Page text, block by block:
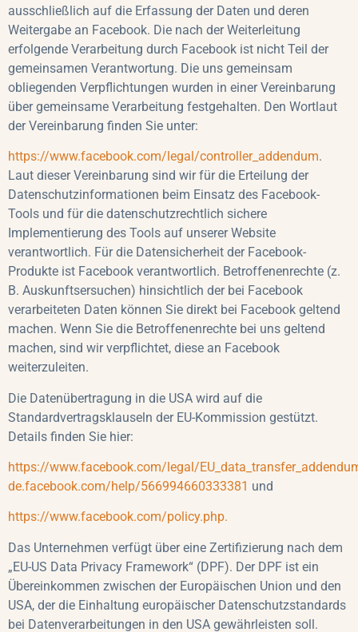
ausschließlich auf die Erfassung der Daten und deren
Weitergabe an Facebook. Die nach der Weiterleitung
erfolgende Verarbeitung durch Facebook ist nicht Teil der
gemeinsamen Verantwortung. Die uns gemeinsam
obliegenden Verpflichtungen wurden in einer Vereinbarung
über gemeinsame Verarbeitung festgehalten. Den Wortlaut
der Vereinbarung finden Sie unter:
https://www.facebook.com/legal/controller_addendum.
Laut dieser Vereinbarung sind wir für die Erteilung der
Datenschutzinformationen beim Einsatz des Facebook-
Tools und für die datenschutzrechtlich sichere
Implementierung des Tools auf unserer Website
verantwortlich. Für die Datensicherheit der Facebook-
Produkte ist Facebook verantwortlich. Betroffenenrechte (z.
B. Auskunftsersuchen) hinsichtlich der bei Facebook
verarbeiteten Daten können Sie direkt bei Facebook geltend
machen. Wenn Sie die Betroffenenrechte bei uns geltend
machen, sind wir verpflichtet, diese an Facebook
weiterzuleiten.
Die Datenübertragung in die USA wird auf die
Standardvertragsklauseln der EU-Kommission gestützt.
Details finden Sie hier:
https://www.facebook.com/legal/
de.facebook.com/help/566994660333381 und
https://www.facebook.com/policy.php.
Das Unternehmen verfügt über eine Zertifizierung nach dem
„EU-US Data Privacy Framework“ (DPF). Der DPF ist ein
Übereinkommen zwischen der Europäischen Union und den
USA, der die Einhaltung europäischer Datenschutzstandards
bei Datenverarbeitungen in den USA gewährleisten soll.